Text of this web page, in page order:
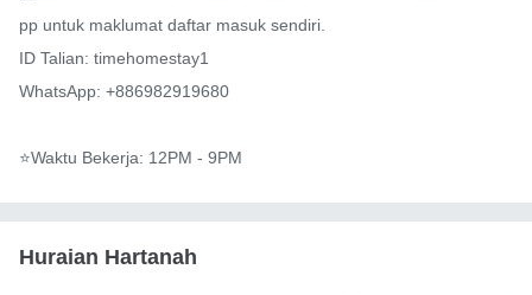
pp untuk maklumat daftar masuk sendiri.
ID Talian: timehomestay1
WhatsApp: +886982919680
⭐️Waktu Bekerja: 12PM - 9PM
Huraian Hartanah